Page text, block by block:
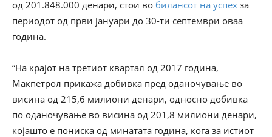
од 201.848.000 денари, стои во билансот на успех за
периодот од први јануари до 30-ти септември оваа
година.
“На крајот на третиот квартал од 2017 година,
Макпетрол прикажа добивка пред оданочување во
висина од 215,6 милиони денари, односно добивка
по оданочување во висина од 201,8 милиони денари,
којашто е пониска од минатата година, кога за истиот